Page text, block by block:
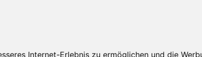
Internet-Erlebnis zu ermöglichen und die